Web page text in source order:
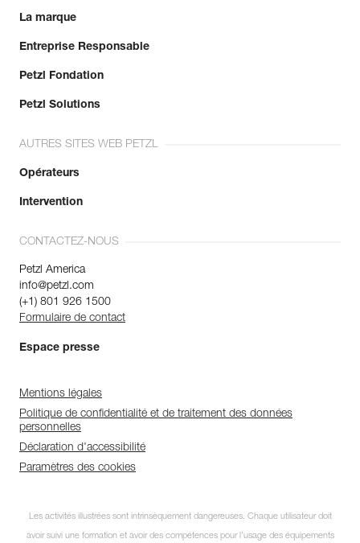
La marque
Entreprise Responsable
Petzl Fondation
Petzl Solutions
AUTRES SITES WEB PETZL
Opérateurs
Intervention
CONTACTEZ-NOUS
Petzl America
info@petzl.com
(+1) 801 926 1500
Formulaire de contact
Espace presse
Mentions légales
Politique de confidentialité et de traitement des données
personnelles
Déclaration d'accessibilité
Paramètres des cookies
Les activités illustrées sont intrinsèquement dangereuses. Chaque utilisateur doit
avoir suivi une formation et avoir des compétences pour l’usage des équipements